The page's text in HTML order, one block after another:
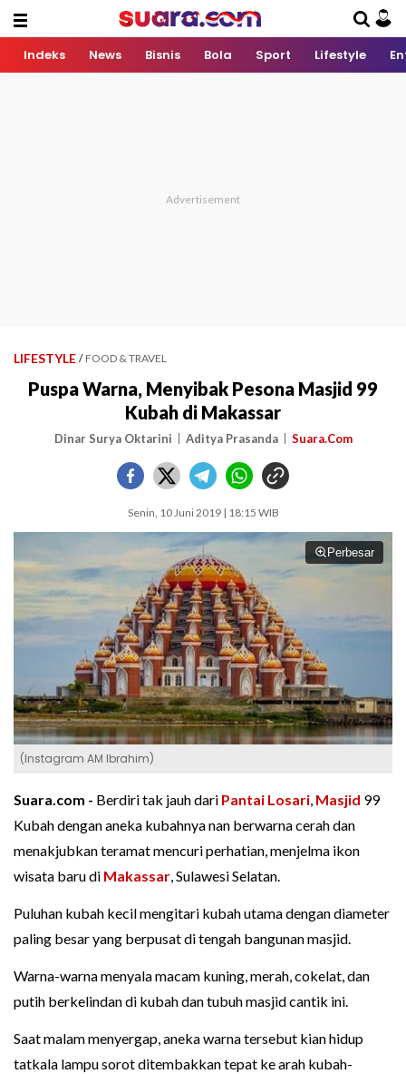
Indeks News Bisnis Bola Sport Lifestyle
LIFESTYLE / FOOD & TRAVEL
Puspa Warna, Menyibak Pesona Masjid 99
Kubah di Makassar
Dinar Surya Oktarini Aditya Prasanda Suara.Com
Senin, 10 Juni 2019 | 18:15 WIB
Perbesar
(Instagram AM Ibrahim)
Suara.com - Berdiri tak jauh dari Pantai Losari, Masjid 99
Kubah dengan aneka kubahnya nan berwarna cerah dan
menakjubkan teramat mencuri perhatian, menjelma ikon
wisata baru di Makassar, Sulawesi Selatan.
Puluhan kubah kecil mengitari kubah utama dengan diameter
paling besar yang berpusat di tengah bangunan masjid.
Warna-warna menyala macam kuning, merah, cokelat, dan
putih berkelindan di kubah dan tubuh masjid cantik ini.
Saat malam menyergap, aneka warna tersebut kian hidup
tatkala lampu sorot ditembakkan tepat ke arah kubah-